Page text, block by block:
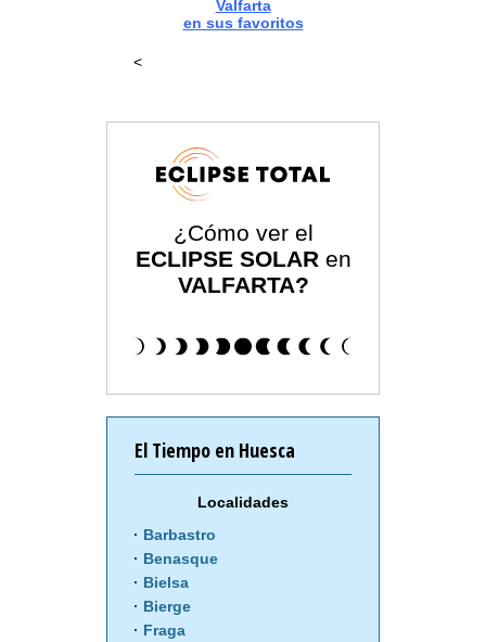
Valfarta
en sus favoritos
<
¿Cómo ver el
ECLIPSE SOLAR en
VALFARTA?
El Tiempo en Huesca
Localidades
Barbastro
Benasque
Bielsa
Bierge
Fraga